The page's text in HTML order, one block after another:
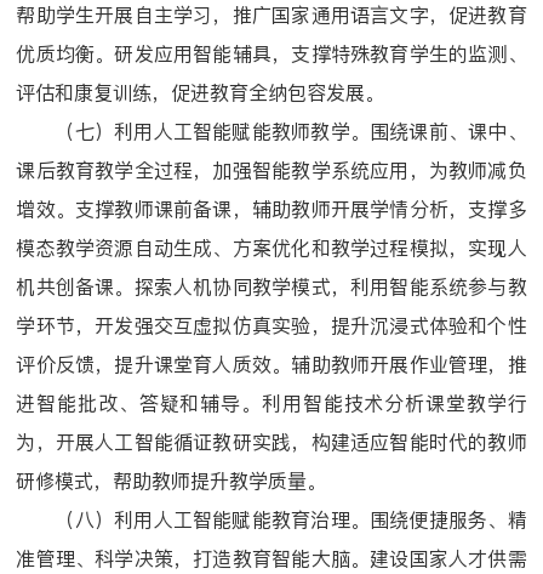
帮助学生开展自主学习，推广国家通用语言文字，促进教育
优质均衡。研发应用智能辅具，支撑特殊教育学生的监测、
评估和康复训练，促进教育全纳包容发展。
（七）利用人工智能赋能教师教学。围绕课前、课中、
课后教育教学全过程，加强智能教学系统应用，为教师减负
增效。支撑教师课前备课，辅助教师开展学情分析，支撑多
模态教学资源自动生成、方案优化和教学过程模拟，实现人
机共创备课。探索人机协同教学模式，利用智能系统参与教
学环节，开发强交互虚拟仿真实验，提升沉浸式体验和个性
评价反馈，提升课堂育人质效。辅助教师开展作业管理，推
进智能批改、答疑和辅导。利用智能技术分析课堂教学行
为，开展人工智能循证教研实践，构建适应智能时代的教师
研修模式，帮助教师提升教学质量。
（八）利用人工智能赋能教育治理。围绕便捷服务、精
准管理、科学决策，打造教育智能大脑。建设国家人才供需